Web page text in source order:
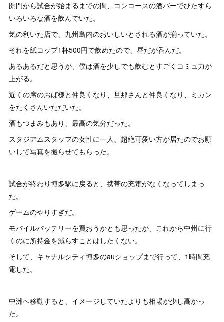
開門から試合が始まるまでの間、コンコースの酒バーでひたすら
いろいろな酒を飲んでいた。
気の利いた店で、九州島内のおいしいとされる酒が揃っていた。
それを紙コップ1杯500円で飲めたので、昼だが呑んだ。
あるあるだと思うが、僕は酒を少しでも飲むとすごくコミュ力が
上がる。
近くの席のおば様と仲良くなり、旦那さんと仲良くなり、ミカン
をたくさんいただいた。
酒もつまみもあり、最高の気分だった。
スタジアムスタッフの女性に一人、超絶可愛い方が居たのでお願
いして写真を撮らせてもらった。
試合が終わり博多駅に戻ると、携帯の充電がなくなってしまっ
た。
ゲームのやりすぎだ。
モバイルバッテリーを買おうかとも思ったが、これから中州に行
くのに所持金を減らすことはしたくない。
そして、キャナルシティ博多のauショップまで行って、1時間充
電した。
中洲へ移動すると、イメージしていたよりも相場が少し高かっ
た。